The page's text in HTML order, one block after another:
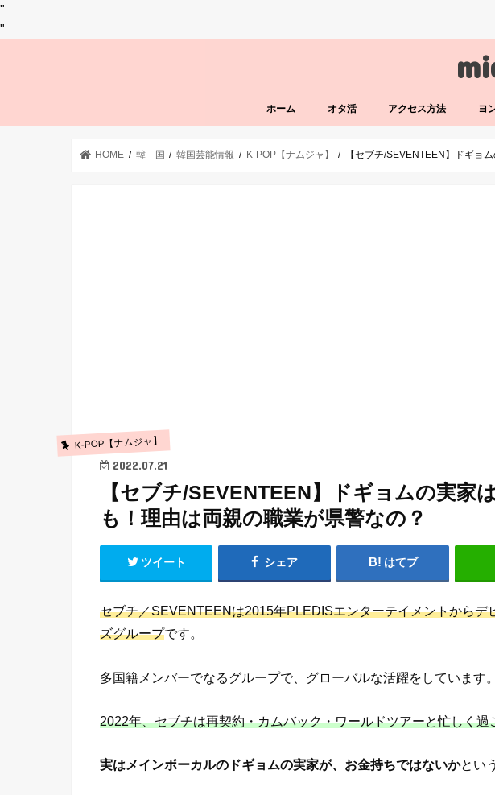
"
"
ホーム オタ活 アクセス方法 ヨ
HOME 韓 国 韓国芸能情報 K-POP【ナムジャ】 【セブチ/SEVENTEEN】ドギョ
K-POP【ナムジャ】
2022.07.21
【セブチ/SEVENTEEN】ドギョムの実家
も！理由は両親の職業が県警なの？
ツイート シェア はてブ
セブチ／SEVENTEENは2015年PLEDISエンターテイメントからデ
ズグループです。
多国籍メンバーでなるグループで、グローバルな活躍をしています。
2022年、セブチは再契約・カムバック・ワールドツアーと忙しく過
実はメインボーカルのドギョムの実家が、お金持ちではないかとい